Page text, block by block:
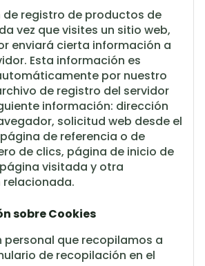
registro de productos de
vez que visites un sitio web,
enviará cierta información a
Esta información es
por nuestro
de registro del servidor
información: dirección
solicitud web desde el
de referencia o de
de clics, página de inicio de
página visitada y otra
sobre Cookies
personal que recopilamos a
de recopilación en el